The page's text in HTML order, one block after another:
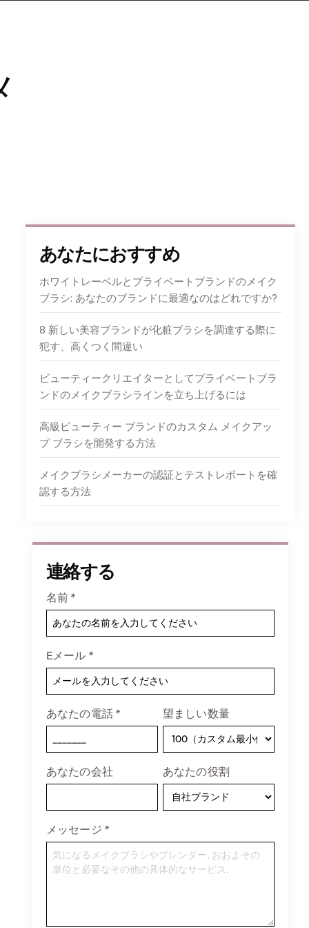
あなたにおすすめ
ホワイトレーベルとプライベートブランドのメイク
ブラシ: あなたのブランドに最適なのはどれですか?
8 新しい美容ブランドが化粧ブラシを調達する際に
犯す、高くつく間違い
ビューティークリエイターとしてプライベートブラ
ンドのメイクブラシラインを立ち上げるには
高級ビューティー ブランドのカスタム メイクアッ
プ ブラシを開発する方法
メイクブラシメーカーの認証とテストレポートを確
認する方法
連絡する
名前 *
Eメール *
あなたの電話 * 望ましい数量
あなたの会社 あなたの役割
メッセージ *